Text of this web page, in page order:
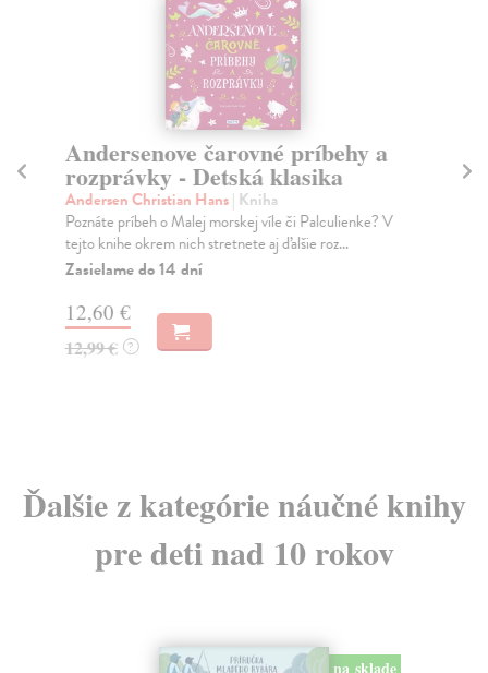
Andersenove čarovné príbehy a
rozprávky - Detská klasika
Andersen Christian Hans| Kniha
Poznáte príbeh o Malej morskej víle či Palculienke? V
tejto knihe okrem nich stretnete aj ďalšie roz...
Zasielame do 14 dní
12,60 €
12,99 € ?
Ďalšie z kategórie náučné knihy
pre deti nad 10 rokov